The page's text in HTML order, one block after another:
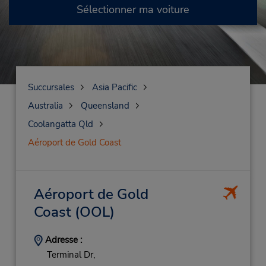
Sélectionner ma voiture
Succursales
Asia Pacific
Australia
Queensland
Coolangatta Qld
Aéroport de Gold Coast
Aéroport de Gold
Coast(OOL)
Adresse :
Terminal Dr,